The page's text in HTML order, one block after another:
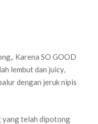
Karena SO GOOD
lembut dan juicy,
dengan jeruk nipis
yang telah dipotong